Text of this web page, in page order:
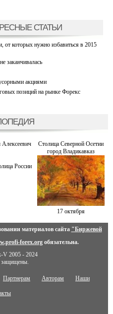
СТАТЬИ
от которых нужно избавиться в 2015
заканчивалась
акциями
позиций на рынке Форекс
Столица Северной Осетии
город Владикавказ
России
17 октября
материалов сайта "Биржевой
forex.orgобязательна.
V 2005 - 2024
защищены.
Партнерам Авторам Наши